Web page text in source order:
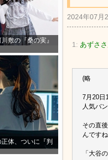
敷の『桑の実』
体、ついに『判
2024年07月
1: あずさ
(略
7月20日
人気バ
その直
んです
「大谷